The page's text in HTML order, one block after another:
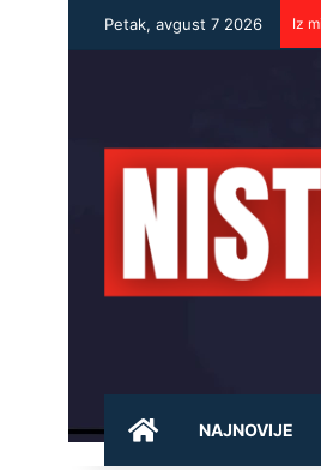
Petak, avgust 7 2026 Iz
POČETNA
NAJNOVIJE